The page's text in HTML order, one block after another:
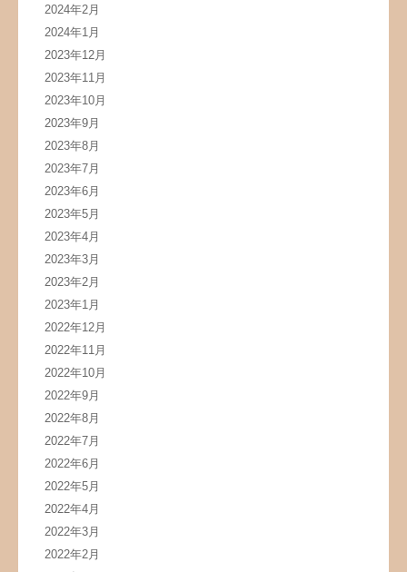
2024年2月
2024年1月
2023年12月
2023年11月
2023年10月
2023年9月
2023年8月
2023年7月
2023年6月
2023年5月
2023年4月
2023年3月
2023年2月
2023年1月
2022年12月
2022年11月
2022年10月
2022年9月
2022年8月
2022年7月
2022年6月
2022年5月
2022年4月
2022年3月
2022年2月